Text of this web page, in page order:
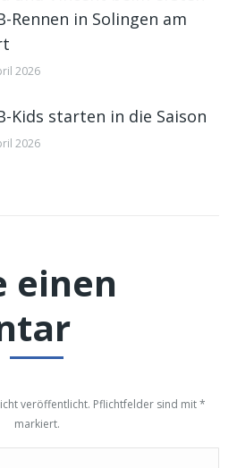
Rennen in Solingen am
2026
Kids starten in die Saison
2026
einen
veröffentlicht. Pflichtfelder sind mit*
markiert.